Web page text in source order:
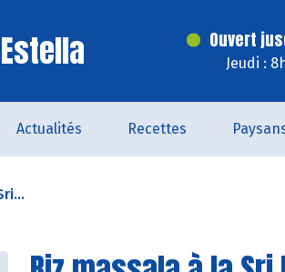
Ouvert
Jeudi :
Actualités Recettes